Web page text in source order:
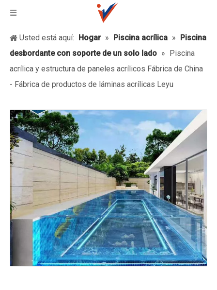
Usted está aquí: Hogar » Piscina acrílica » Piscina
desbordante con soporte de un solo lado » Piscina
acrílica y estructura de paneles acrílicos Fábrica de China
- Fábrica de productos de láminas acrílicas Leyu